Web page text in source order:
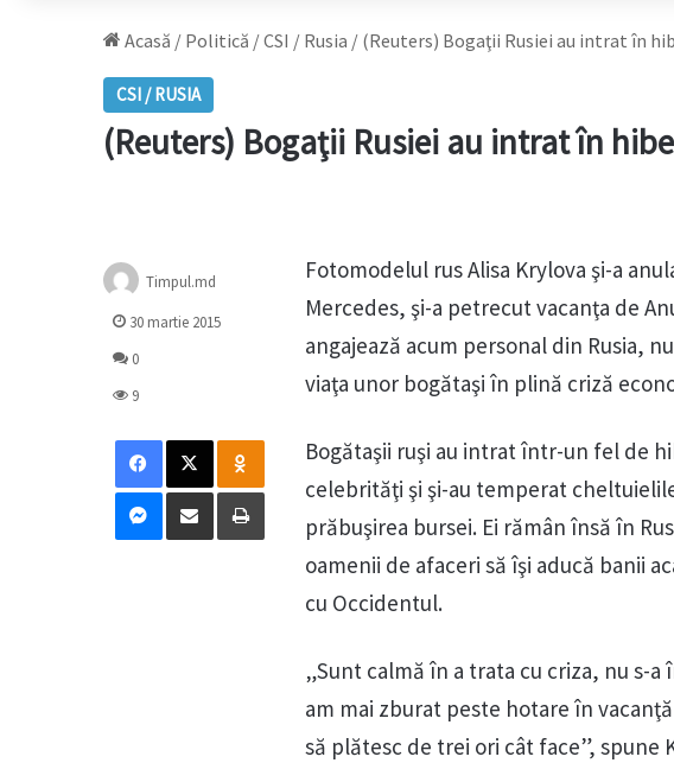
Acasă / Politică /CSI / Rusia / (Reuters) Bogaţii Rusiei au intrat în
CSI / RUSIA
(Reuters) Bogaţii Rusiei au intrat în
Fotomodelul rus Alisa Krylova şi-a
Mercedes, şi-a petrecut vacanţa de
angajează acum personal din Rusia,
viaţa unor bogătaşi în plină criză
Bogătaşii ruşi au intrat într-un fel de
celebrităţi şi şi-au temperat
prăbuşirea bursei. Ei rămân însă în
oamenii de afaceri să îşi aducă banii
cu Occidentul.
„Sunt calmă în a trata cu criza, nu s-
am mai zburat peste hotare în
să plătesc de trei ori cât face”, spune
Timpul.md
30 martie 2015
0
9
Facebook
X Odnoklassniki
Messenger
Distribuie prin mail Tipărește